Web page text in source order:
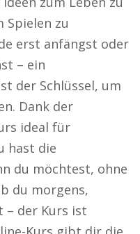
Spielen zu
erst anfängst oder
– ein
der Schlüssel, um
Dank der
ideal für
hast die
du möchtest, ohne
du morgens,
– der Kurs ist